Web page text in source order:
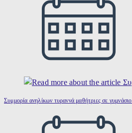
Συμμορία ανηλίκων τυραννά μαθήτριες σε